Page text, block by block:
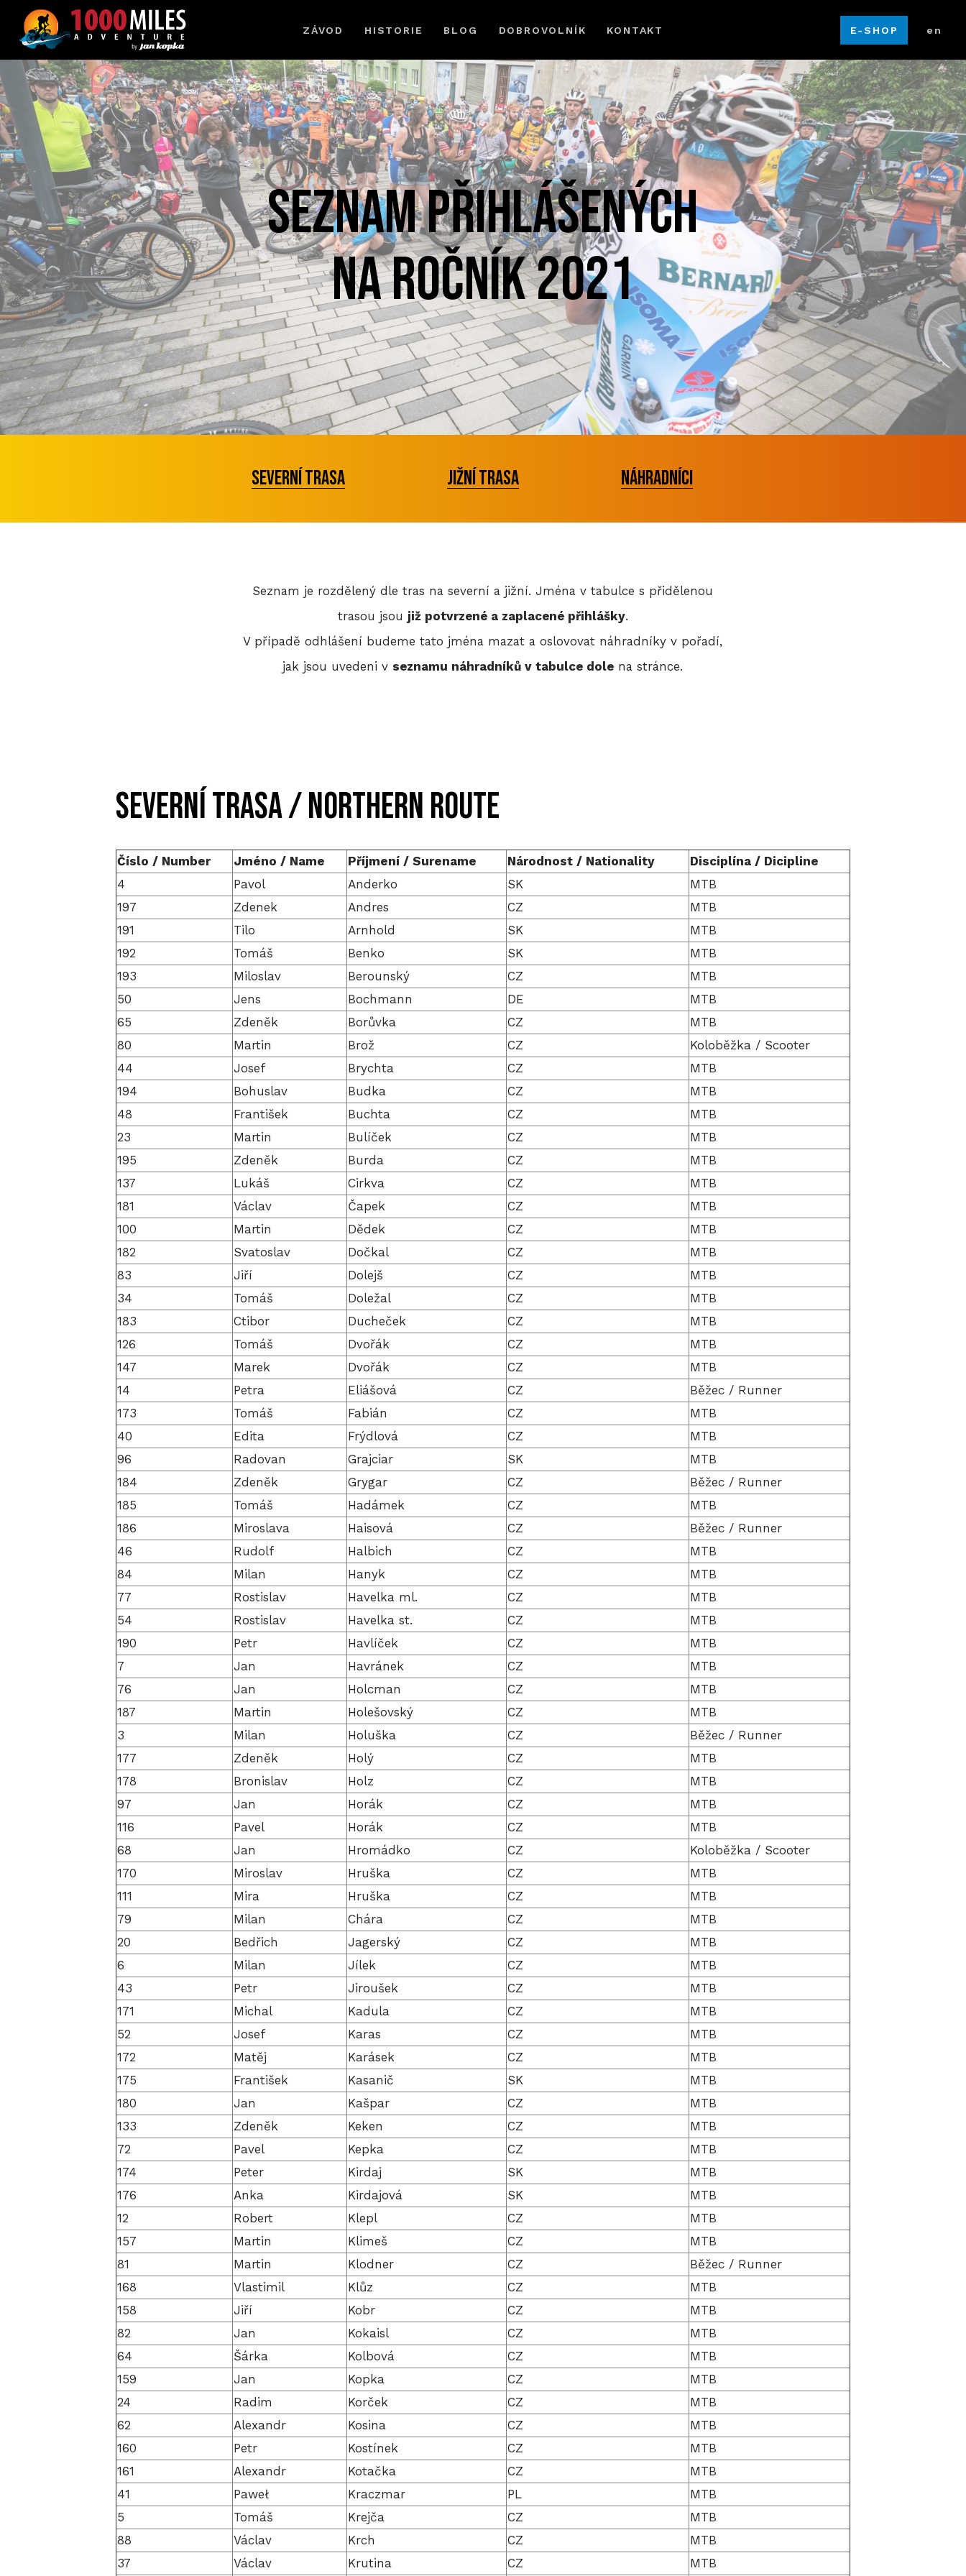
ZÁVOD HISTORIE BLOG DOBROVOLNÍK KONTAKT E-SHOP cz
en
Seznam přihlášených
na ROČNÍK 2021
severní trasa jižní trasa náhradníci
Seznam je rozdělený dle tras na severní a jižní. Jména v tabulce s přidělenou
trasou jsou již potvrzené a zaplacené přihlášky.
V případě odhlášení budeme tato jména mazat a oslovovat náhradníky v pořadí,
jak jsou uvedeni v seznamu náhradníků v tabulce dole na stránce.
Severní trasa / NoRthern Route
Číslo / Number Jméno / Name Příjmení / Surename Národnost / Nationality
Disciplína / Dicipline
4
Pavol Anderko SK
MTB
197
Zdenek Andres CZ
MTB
191
Tilo Arnhold SK
MTB
192
Tomáš Benko SK
MTB
193
Miloslav Berounský CZ
MTB
50
Jens Bochmann DE
MTB
65
Zdeněk Borůvka CZ
MTB
80
Martin Brož CZ
Koloběžka / Scooter
44
Josef Brychta CZ
MTB
194
Bohuslav Budka CZ
MTB
48
František Buchta CZ
MTB
23
Martin Bulíček CZ
MTB
195
Zdeněk Burda CZ
MTB
137
Lukáš Cirkva CZ
MTB
181
Václav Čapek CZ
MTB
100
Martin Dědek CZ
MTB
182
Svatoslav Dočkal CZ
MTB
83
Jiří Dolejš CZ
MTB
34
Tomáš Doležal CZ
MTB
183
Ctibor Ducheček CZ
MTB
126
Tomáš Dvořák CZ
MTB
147
Marek Dvořák CZ
MTB
14
Petra Eliášová CZ
Běžec / Runner
173
Tomáš Fabián CZ
MTB
40
Edita Frýdlová CZ
MTB
96
Radovan Grajciar SK
MTB
184
Zdeněk Grygar CZ
Běžec / Runner
185
Tomáš Hadámek CZ
MTB
186
Miroslava Haisová CZ
Běžec / Runner
46
Rudolf Halbich CZ
MTB
84
Milan Hanyk CZ
MTB
77
Rostislav Havelka ml. CZ
MTB
54
Rostislav Havelka st. CZ
MTB
190
Petr Havlíček CZ
MTB
7
Jan Havránek CZ
MTB
76
Jan Holcman CZ
MTB
187
Martin Holešovský CZ
MTB
3
Milan Holuška CZ
Běžec / Runner
177
Zdeněk Holý CZ
MTB
178
Bronislav Holz CZ
MTB
97
Jan Horák CZ
MTB
116
Pavel Horák CZ
MTB
68
Jan Hromádko CZ
Koloběžka / Scooter
170
Miroslav Hruška CZ
MTB
111
Mira Hruška CZ
MTB
79
Milan Chára CZ
MTB
20
Bedřich Jagerský CZ
MTB
6
Milan Jílek CZ
MTB
43
Petr Jiroušek CZ
MTB
171
Michal Kadula CZ
MTB
52
Josef Karas CZ
MTB
172
Matěj Karásek CZ
MTB
175
František Kasanič SK
MTB
180
Jan Kašpar CZ
MTB
133
Zdeněk Keken CZ
MTB
72
Pavel Kepka CZ
MTB
174
Peter Kirdaj SK
MTB
176
Anka Kirdajová SK
MTB
12
Robert Klepl CZ
MTB
157
Martin Klimeš CZ
MTB
81
Martin Klodner CZ
Běžec / Runner
168
Vlastimil Klůz CZ
MTB
158
Jiří Kobr CZ
MTB
82
Jan Kokaisl CZ
MTB
64
Šárka Kolbová CZ
MTB
159
Jan Kopka CZ
MTB
24
Radim Korček CZ
MTB
62
Alexandr Kosina CZ
MTB
160
Petr Kostínek CZ
MTB
161
Alexandr Kotačka CZ
MTB
41
Paweł Kraczmar PL
MTB
5
Tomáš Krejča CZ
MTB
88
Václav Krch CZ
MTB
37
Václav Krutina CZ MTB